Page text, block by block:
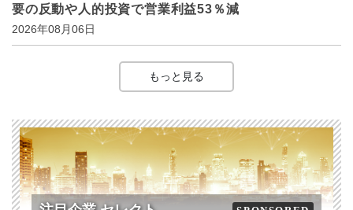
要の反動や人的投資で営業利益53％減
2026年08月06日
もっと見る